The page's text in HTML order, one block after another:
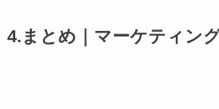
4.まとめ｜マーケティン